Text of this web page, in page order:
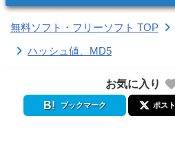
無料ソフト・フリーソフト TOP
ハッシュ値、MD5
お気に入り
ブックマーク ポスト